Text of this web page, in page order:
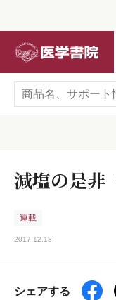
減塩の是非
連載
2017.12.18
シェアする